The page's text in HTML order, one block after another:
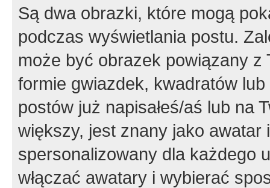
Są dwa obrazki, które mogą
podczas wyświetlania postu.
może być obrazek powiązany z
formie gwiazdek, kwadratów
postów już napisałeś/aś lub na
większy, jest znany jako
spersonalizowany dla każdego
włączać awatary i wybierać